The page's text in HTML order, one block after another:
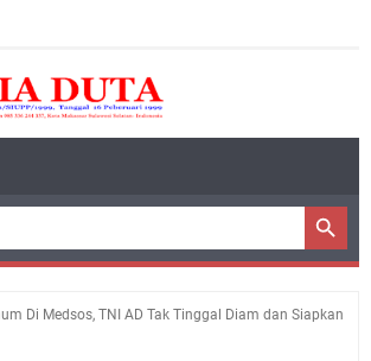
Di Medsos, TNI AD Tak Tinggal Diam dan Siapkan